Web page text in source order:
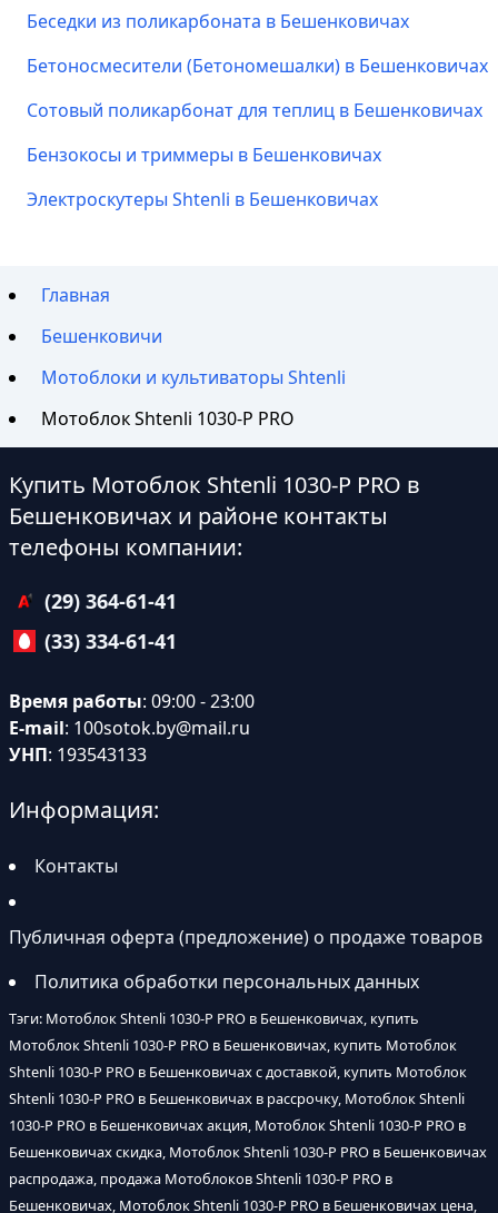
Беседки из поликарбоната в Бешенковичах
Бетоносмесители (Бетономешалки) в Бешенковичах
Сотовый поликарбонат для теплиц в Бешенковичах
Бензокосы и триммеры в Бешенковичах
Электроскутеры Shtenli в Бешенковичах
Главная
Бешенковичи
Мотоблоки и культиваторы Shtenli
Мотоблок Shtenli 1030-P PRO
Купить Мотоблок Shtenli 1030-P PRO в
Бешенковичах и районе контакты
телефоны компании:
(29) 364-61-41
(33) 334-61-41
Время работы: 09:00 - 23:00
E-mail: 100sotok.by@mail.ru
УНП: 193543133
Информация:
Контакты
Публичная оферта (предложение) о продаже товаров
Политика обработки персональных данных
Тэги: Мотоблок Shtenli 1030-P PRO в Бешенковичах, купить
Мотоблок Shtenli 1030-P PRO в Бешенковичах, купить Мотоблок
Shtenli 1030-P PRO в Бешенковичах с доставкой, купить Мотоблок
Shtenli 1030-P PRO в Бешенковичах в рассрочку, Мотоблок Shtenli
1030-P PRO в Бешенковичах акция, Мотоблок Shtenli 1030-P PRO в
Бешенковичах скидка, Мотоблок Shtenli 1030-P PRO в Бешенковичах
распродажа, продажа Мотоблоков Shtenli 1030-P PRO в
Бешенковичах, Мотоблок Shtenli 1030-P PRO в Бешенковичах цена,